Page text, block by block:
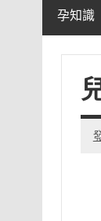
孕知識